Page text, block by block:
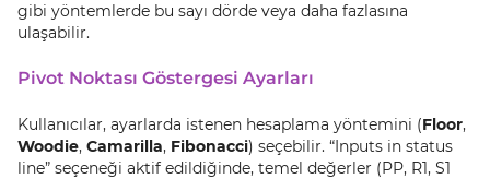
gibi yöntemlerde bu sayı dörde veya daha fazlasına
ulaşabilir.
Pivot Noktası Göstergesi Ayarları
Kullanıcılar, ayarlarda istenen hesaplama yöntemini (Floor,
Woodie, Camarilla, Fibonacci) seçebilir. “Inputs in status
line” seçeneği aktif edildiğinde, temel değerler (PP, R1, S1